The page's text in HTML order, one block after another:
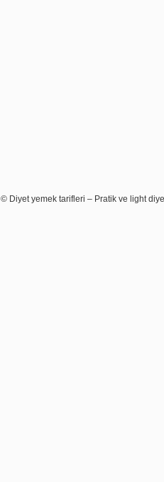
© Diyet yemek tarifleri – Pratik ve light